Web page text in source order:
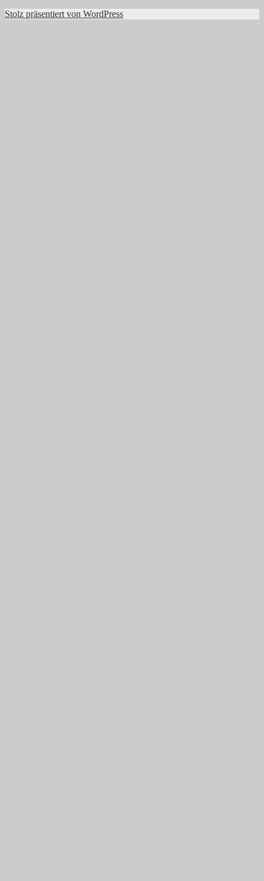
Stolz präsentiert von WordPress